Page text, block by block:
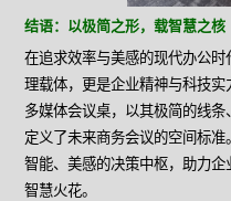
结语：以极简之形，载智慧之核
在追求效率与美感的现代办公
理载体，更是企业精神与科技
多媒体会议桌，以其极简的线
定义了未来商务会议的空间标准
智能、美感的决策中枢，助力
智慧火花。